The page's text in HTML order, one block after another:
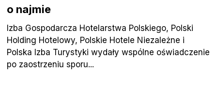
o najmie
Izba Gospodarcza Hotelarstwa Polskiego, Polski
Holding Hotelowy, Polskie Hotele Niezależne i
Polska Izba Turystyki wydały wspólne oświadczenie
po zaostrzeniu sporu...